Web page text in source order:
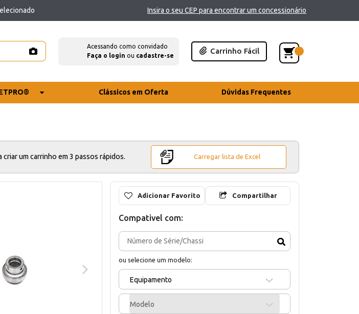
Insira o seu CEP para encontrar um concessionário
Acessando como convidado
Faça o login ou cadastre-se
Carrinho Fácil
Clássicos em Oferta Dúvidas Frequentes
um carrinho em 3 passos rápidos. Carregar lista de Excel
Adicionar Favorito Compartilhar
Compativel com:
ou selecione um modelo:
Equipamento
Modelo